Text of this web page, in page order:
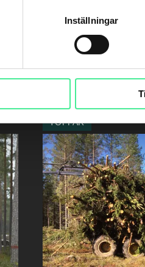
Inställningar
OCH
TOPPAR